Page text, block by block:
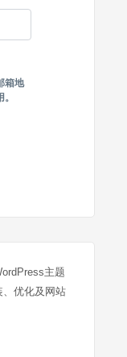
箱地
主题
、优化及网站